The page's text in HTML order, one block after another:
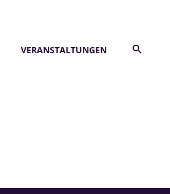
VERANSTALTUNGEN